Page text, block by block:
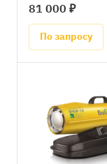
81 000 ₽
По запросу